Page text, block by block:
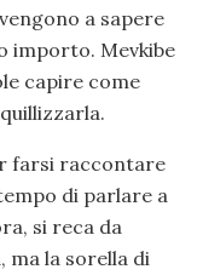
a sapere
importo. Mevkibe
capire come
farsi raccontare
di parlare a
si reca da
ma la sorella di